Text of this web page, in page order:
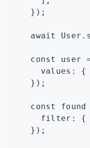
    });
    await
User
    const
user
      values
: {
    });
    const
found
      filter
: {
    });